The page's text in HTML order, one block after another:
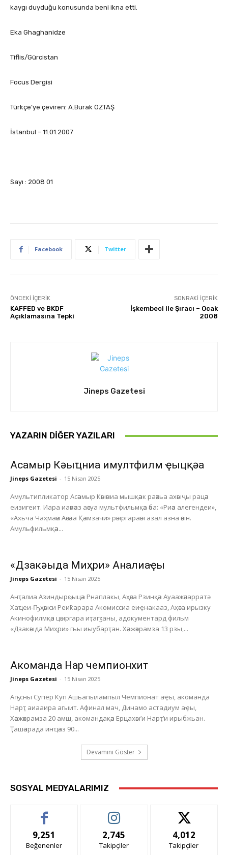
kaygı duyduğu konusunda beni ikna etti.
Eka Ghaghanidze
Tiflis/Gürcistan
Focus Dergisi
Türkçe’ye çeviren: A.Burak ÖZTAŞ
İstanbul – 11.01.2007
Sayı : 2008 01
Facebook Twitter
ÖNCEKI İÇERIK
KAFFED ve BKDF
Açıklamasına Tepki
SONRAKI İÇERIK
İşkembeci ile Şıracı – Ocak
2008
Jineps Gazetesi
YAZARIN DIĞER YAZILARI
Асҭамыр Кәыҵниа имултфилм ҿыцқәа
Jineps Gazetesi - 15 Nisan 2025
Амультипликатор Асәамыр Кәыәниа мышқәак раәхьа ахәыҷы рацәа
еизигеит. Иара иаәиәаз аәсуа мультфильмқәа әба: «Риәа алегендеи»,
«Ахьча Чаҳмаәи Аәсәаа Қәамзачи» рәыргараәы азал азна әәын.
Амульфильмқәа...
«Дзакәыда Миҳри» Анҭалиаҿы
Jineps Gazetesi - 15 Nisan 2025
Анҭалиа Азиндырҩыцәа Рнаплакы, Аҳәса Рзинқәа Ауаажәларратә
Хаҵеи-Ҧҳәыси Реиҟарара Акомиссиа еиҿнакааз, Аҳәса ирызку
Акинофилмқәа цәыргара иҭагӡаны, адокументард фильм
«Дзакәыда Миҳри» гьы иыубарҭан. Хәажәкрамза 13 рзы,...
Акоманда Нарҭ чемпионхит
Jineps Gazetesi - 15 Nisan 2025
Аҧсны Супер Куп Ашьапылампыл Чемпионат аҿы, акоманда
Нарҭ аиааира агыит. Афинал мач, Динамо астадиум аҿы,
Хәажәкрамза 20 амш, акомандақәа Ерцахәы’и Нарҭ’и ирыбжьан.
Ҭашәарада инҵәаз 90...
Devamını Göster
SOSYAL MEDYALARIMIZ
9,251
Beğenenler
2,745
Takipçiler
4,012
Takipçiler